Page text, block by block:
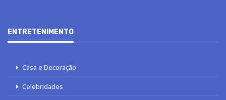
ENTRETENIMENTO
Casa e Decoração
Celebridades